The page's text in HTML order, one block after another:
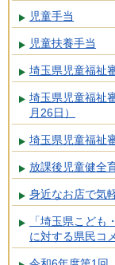
児童手当
児童扶養手当
埼玉県児童福祉
埼玉県児童福祉
月26日）
埼玉県児童福祉
放課後児童健全
身近なお店で気
「埼玉県こども
に対する県民コ